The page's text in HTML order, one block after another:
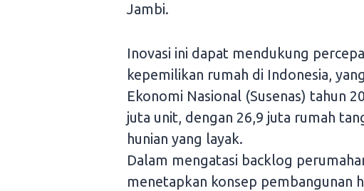
Jambi.
Inovasi ini dapat mendukung
kepemilikan rumah di Indonesia,
Ekonomi Nasional (Susenas) tahun
juta unit, dengan 26,9 juta rumah
hunian yang layak.
Dalam mengatasi backlog
menetapkan konsep pembangunan